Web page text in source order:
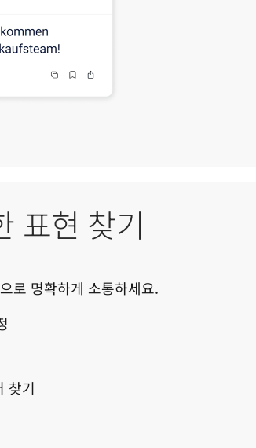
표현 찾기
로 명확하게 소통하세요.
찾기